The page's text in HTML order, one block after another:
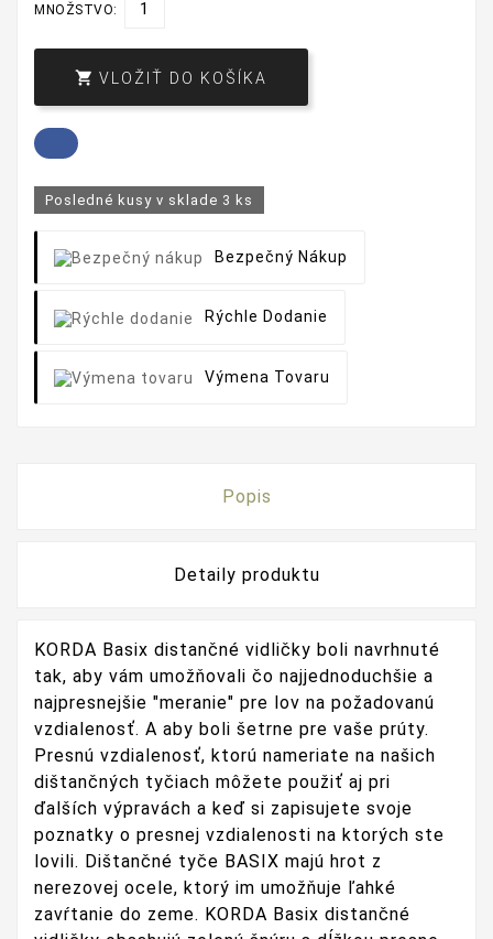
MNOŽSTVO:
 VLOŽIŤ DO KOŠÍKA
Posledné kusy v sklade 3 ks
Bezpečný Nákup
Rýchle Dodanie
Výmena Tovaru
Popis
Detaily produktu
KORDA Basix distančné vidličky boli navrhnuté
tak, aby vám umožňovali čo najjednoduchšie a
najpresnejšie "meranie" pre lov na požadovanú
vzdialenosť. A aby boli šetrne pre vaše prúty.
Presnú vzdialenosť, ktorú nameriate na našich
dištančných tyčiach môžete použiť aj pri
ďalších výpravách a keď si zapisujete svoje
poznatky o presnej vzdialenosti na ktorých ste
lovili. Dištančné tyče BASIX majú hrot z
nerezovej ocele, ktorý im umožňuje ľahké
zavŕtanie do zeme. KORDA Basix distančné